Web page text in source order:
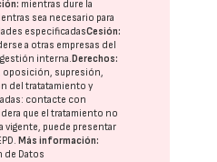
mientras dure la
sea necesario para
especificadasCesión:
a otras empresas del
interna. Derechos:
oposición, supresión,
del tratatamiento y
contacte con
que el tratamiento no
vigente, puede presentar
. Más información:
de Datos